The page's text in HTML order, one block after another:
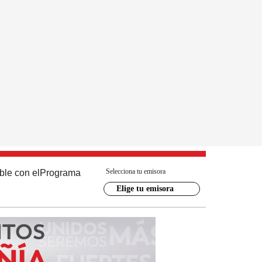
con el Programa Selecciona tu emisora
Elige tu emisora